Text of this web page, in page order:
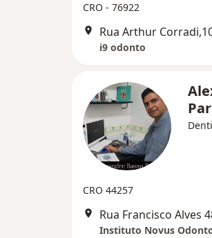
CRO - 76922
i9 odonto
CRO 44257
Instituto Novus